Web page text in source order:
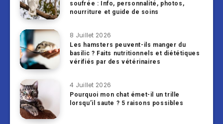
soufrée : Info, personnalité, photos,
nourriture et guide de soins
8 Juillet 2026
Les hamsters peuvent-ils manger du
basilic ? Faits nutritionnels et diététiques
vérifiés par des vétérinaires
4 Juillet 2026
Pourquoi mon chat émet-il un trille
lorsqu’il saute ? 5 raisons possibles